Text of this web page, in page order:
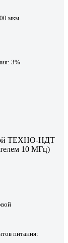
мкм
3%
ТЕХНО-НДТ
10 МГц)
питания: